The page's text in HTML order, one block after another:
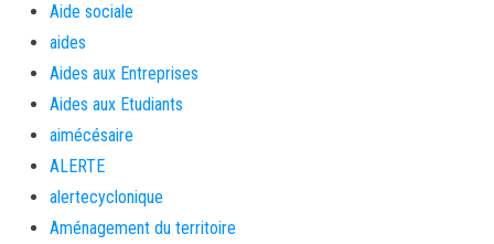
Aide sociale
aides
Aides aux Entreprises
Aides aux Etudiants
aimécésaire
ALERTE
alertecyclonique
Aménagement du territoire